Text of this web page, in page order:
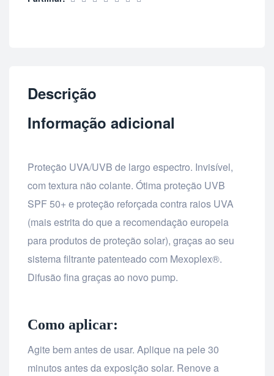
Descrição
Informação adicional
Proteção UVA/UVB de largo espectro. Invisível,
com textura não colante. Ótima proteção UVB
SPF 50+ e proteção reforçada contra raios UVA
(mais estrita do que a recomendação europeia
para produtos de proteção solar), graças ao seu
sistema filtrante patenteado com Mexoplex®.
Difusão fina graças ao novo pump.
Como aplicar:
Agite bem antes de usar. Aplique na pele 30
minutos antes da exposição solar. Renove a